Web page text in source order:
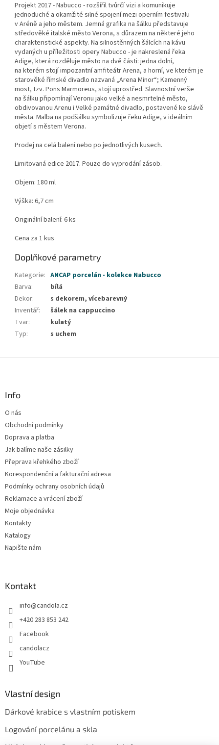
Projekt 2017 - Nabucco - rozšířil tvůrčí vizi a komunikuje
jednoduché a okamžité silné spojení mezi operním festivalu
v Aréně a jeho městem. Jemná grafika na šálku představuje
středověké italské město Verona, s důrazem na některé jeho
charakteristické aspekty. Na silnostěnných šálcích na kávu
vydaných u příležitosti opery Nabucco - je nakreslená řeka
Adige, která rozděluje město na dvě části: jedna dolní,
na kterém stojí impozantní amfiteátr Arena, a horní, ve kterém je
starověké římské divadlo nazvaná „Arena Minor“; Kamenný
most, tzv. Pons Marmoreus, stojí uprostřed. Slavnostní verše
na šálku připomínají Veronu jako velké a nesmrtelné město,
obdivovanou Arenu i Velké památné divadlo, postavené ke slávě
města. Malba na podšálku symbolizuje řeku Adige, v ideálním
objetí s městem Verona.
Prodej na celá balení nebo po jednotlivých kusech.
Limitovaná edice 2017. Pouze do vyprodání zásob.
Objem: 180 ml
Výška: 6,7 cm
Originální balení: 6 ks
Cena za 1 kus
Doplňkové parametry
Kategorie: ANCAP porcelán - kolekce Nabucco
Barva:
bílá
Dekor:
s dekorem, vícebarevný
Inventář:
šálek na cappuccino
Tvar:
kulatý
Typ: s uchem
Info
O nás
Obchodní podmínky
Doprava a platba
Jak balíme naše zásilky
Přeprava křehkého zboží
Korespondenční a fakturační adresa
Podmínky ochrany osobních údajů
Reklamace a vrácení zboží
Moje objednávka
Kontakty
Katalogy
Napište nám
Kontakt
info@candola.cz
+420 283 853 242
Facebook
candolacz
YouTube
Vlastní design
Dárkové krabice s vlastním potiskem
Logování porcelánu a skla